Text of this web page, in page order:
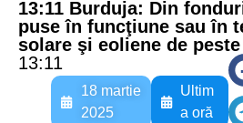
13:11 Burduja: Din
puse în funcţiune sau în
solare şi eoliene de peste
13:11
18 martie
2025
Ultim
a oră